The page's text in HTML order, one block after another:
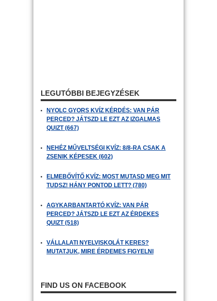
LEGUTÓBBI BEJEGYZÉSEK
NYOLC GYORS KVÍZ KÉRDÉS: VAN PÁR
PERCED? JÁTSZD LE EZT AZ IZGALMAS
QUIZT (667)
NEHÉZ MŰVELTSÉGI KVÍZ: 8/8-RA CSAK A
ZSENIK KÉPESEK (602)
ELMEBŐVÍTŐ KVÍZ: MOST MUTASD MEG MIT
TUDSZ! HÁNY PONTOD LETT? (780)
AGYKARBANTARTÓ KVÍZ: VAN PÁR
PERCED? JÁTSZD LE EZT AZ ÉRDEKES
QUIZT (518)
VÁLLALATI NYELVISKOLÁT KERES?
MUTATJUK, MIRE ÉRDEMES FIGYELNI
FIND US ON FACEBOOK